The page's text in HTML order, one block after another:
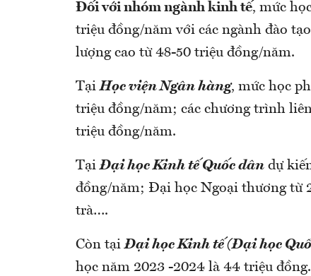
Đối với nhóm ngành kinh tế, mức
triệu đồng/năm với các ngành đào
lượng cao từ 48-50 triệu đồng/năm.
TạiHọc viện Ngân hàng, mức học
triệu đồng/năm; các chương trình
triệu đồng/năm.
TạiĐại học Kinh tế Quốc dân dự
đồng/năm; Đại học Ngoại thương từ
trà….
Còn tạiĐại học Kinh tế (Đại học
học năm 2023 -2024 là 44 triệu